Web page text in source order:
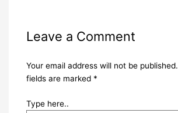
Leave a Comment
Your email address will not be published.
fields are marked *
Type here..